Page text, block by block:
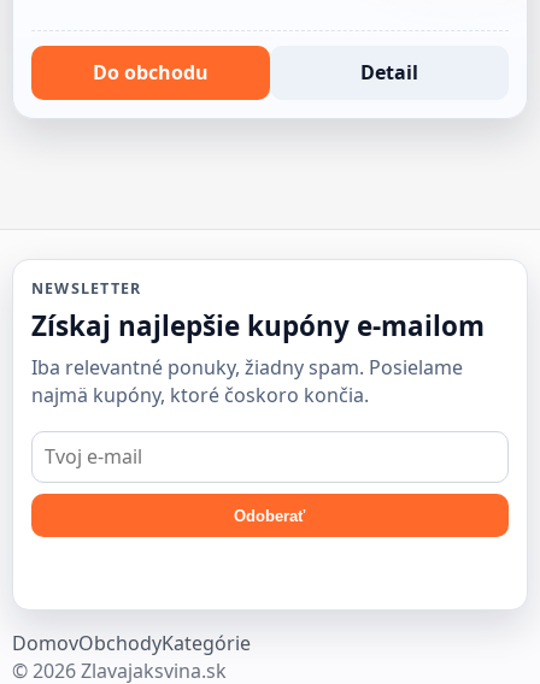
Do obchodu Detail
NEWSLETTER
Získaj najlepšie kupóny e-mailom
Iba relevantné ponuky, žiadny spam. Posielame
najmä kupóny, ktoré čoskoro končia.
E-
mail
Odoberať
DomovObchodyKategórie
© 2026 Zlavajaksvina.sk